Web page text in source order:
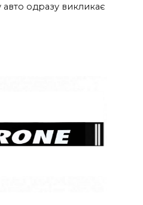
одразу викликає